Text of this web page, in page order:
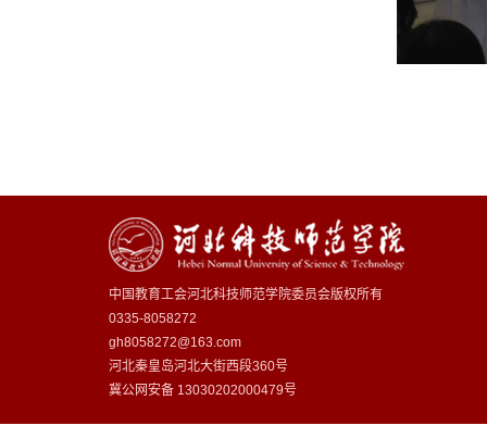
中国教育工会河北科技师范学院委员会版权所有
0335-8058272
gh8058272@163.com
河北秦皇岛河北大街西段360号
冀公网安备 13030202000479号